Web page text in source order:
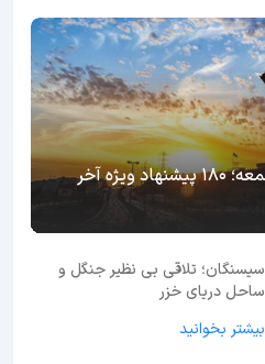
جاهای دیدنی تهران روز جمعه؛ 180 پیشنهاد ویژه آخر
سیسنگان؛ تلاقی بی نظیر جنگل و
ساحل دریای خزر
بیشتر بخوانید